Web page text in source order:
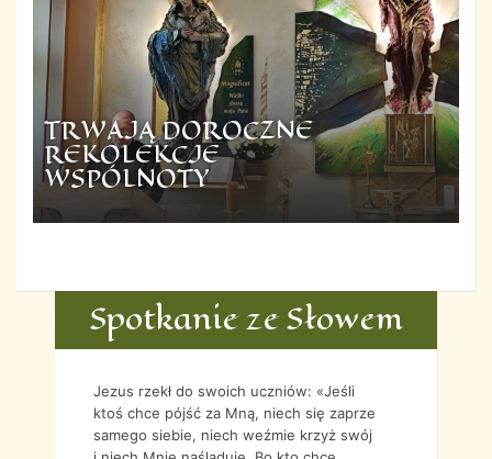
TRWAJĄ DOROCZNE
REKOLEKCJE
WSPÓLNOTY
Spotkanie ze Słowem
Jezus rzekł do swoich uczniów: «Jeśli
ktoś chce pójść za Mną, niech się zaprze
samego siebie, niech weźmie krzyż swój